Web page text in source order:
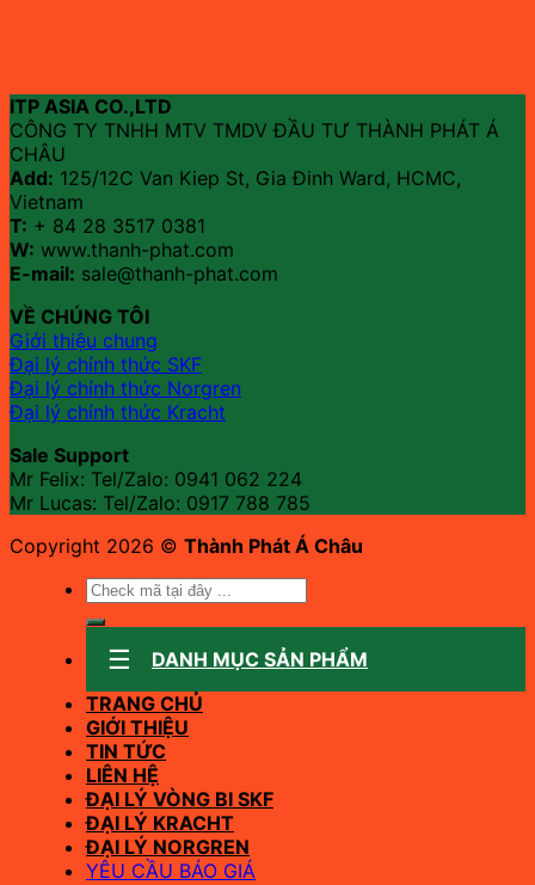
ITP ASIA CO.,LTD
CÔNG TY TNHH MTV TMDV ĐẦU TƯ THÀNH PHÁT Á
CHÂU
Add: 125/12C Van Kiep St, Gia Đinh Ward, HCMC,
Vietnam
T: + 84 28 3517 0381
W: www.thanh-phat.com
E-mail: sale@thanh-phat.com
VỀ CHÚNG TÔI
Giới thiệu chung
Đại lý chính thức SKF
Đại lý chính thức Norgren
Đại lý chính thức Kracht
Sale Support
Mr Felix: Tel/Zalo: 0941 062 224
Mr Lucas: Tel/Zalo: 0917 788 785
Copyright 2026 © Thành Phát Á Châu
Tìm
DANH MỤC SẢN PHẨM
TRANG CHỦ
GIỚI THIỆU
TIN TỨC
LIÊN HỆ
ĐẠI LÝ VÒNG BI SKF
ĐẠI LÝ KRACHT
ĐẠI LÝ NORGREN
YÊU CẦU BÁO GIÁ